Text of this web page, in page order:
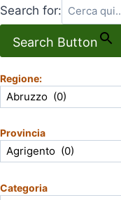
Search for:
Search Button
Regione:
Provincia
Categoria